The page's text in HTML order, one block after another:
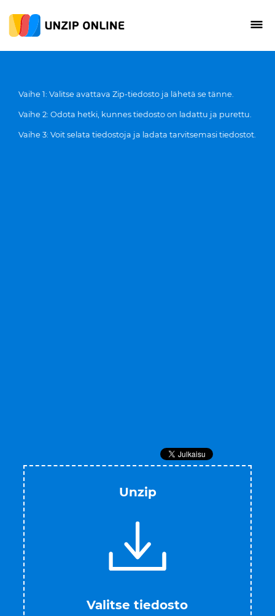
Vaihe 1: Valitse avattava Zip-tiedosto ja lähetä se tänne.
Vaihe 2: Odota hetki, kunnes tiedosto on ladattu ja purettu.
Vaihe 3: Voit selata tiedostoja ja ladata tarvitsemasi tiedostot.
Unzip
Valitse tiedosto